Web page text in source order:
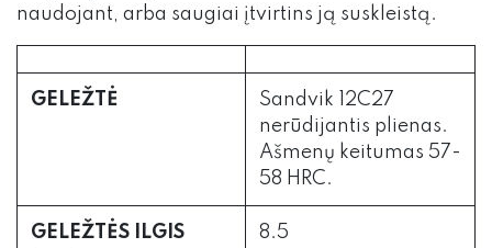
naudojant, arba saugiai įtvirtins ją suskleistą.
GELEŽTĖ
Sandvik 12C27
nerūdijantis plienas.
Ašmenų keitumas 57-
58 HRC.
GELEŽTĖS ILGIS
8.5